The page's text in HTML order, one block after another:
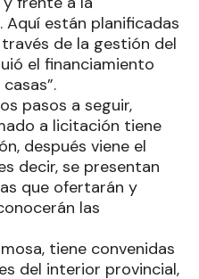
Aquí están planificadas
de la gestión del
el financiamiento
pasos a seguir,
a licitación tiene
después viene el
decir, se presentan
que ofertarán y
las
tiene convenidas
del interior provincial,